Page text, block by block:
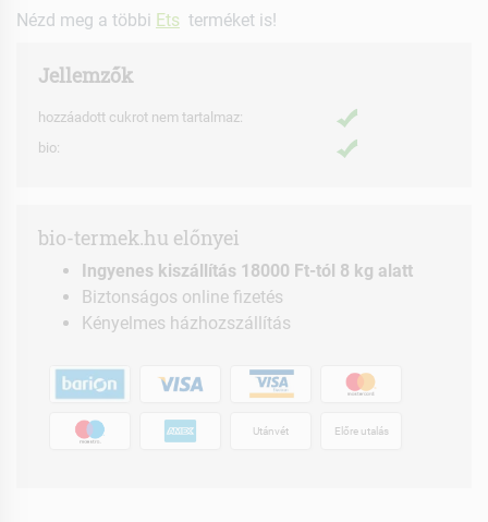
Nézd meg a többi Ets terméket is!
Jellemzők
hozzáadott cukrot nem tartalmaz:
bio:
bio-termek.hu előnyei
Ingyenes kiszállítás 18000 Ft-tól 8 kg alatt
Biztonságos online fizetés
Kényelmes házhozszállítás
Utánvét Előre utalás